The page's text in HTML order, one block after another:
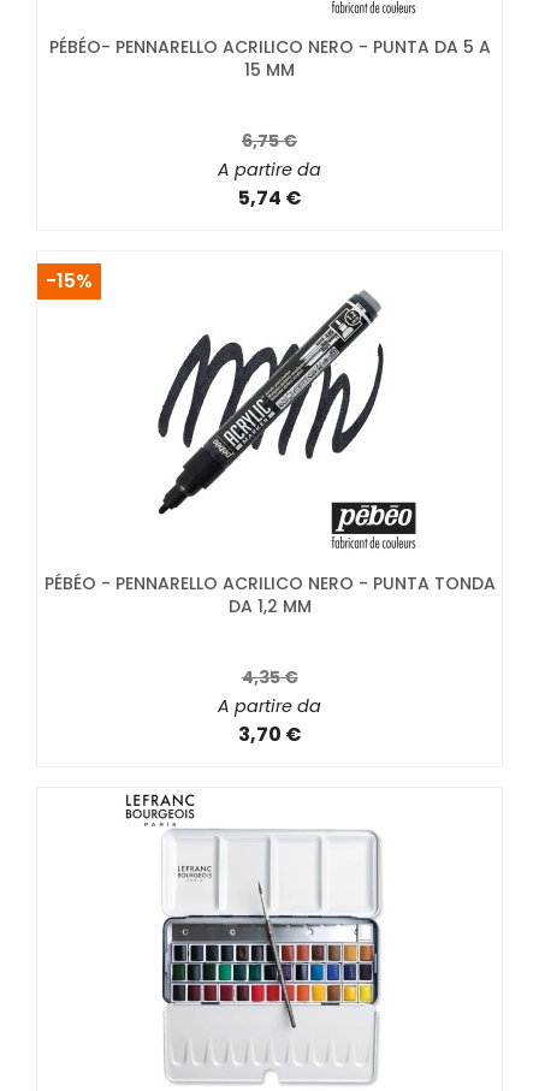
PÉBÉO- PENNARELLO ACRILICO NERO - PUNTA DA 5 A
15 MM
6,75 €
A partire da
5,74 €
PÉBÉO - PENNARELLO ACRILICO NERO - PUNTA TONDA
DA 1,2 MM
4,35 €
A partire da
3,70 €
-15%